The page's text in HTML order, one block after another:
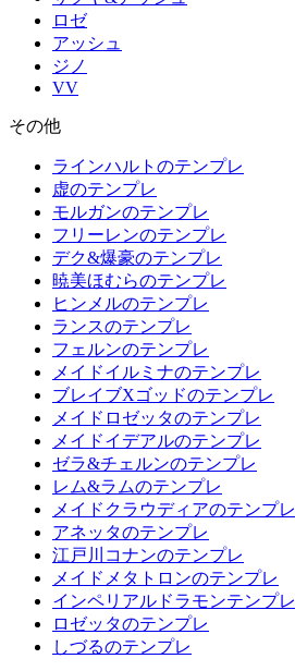
ロゼ
アッシュ
ジノ
VV
その他
ラインハルトのテンプレ
虚のテンプレ
モルガンのテンプレ
フリーレンのテンプレ
デク&爆豪のテンプレ
暁美ほむらのテンプレ
ヒンメルのテンプレ
ランスのテンプレ
フェルンのテンプレ
メイドイルミナのテンプレ
ブレイブXゴッドのテンプレ
メイドロゼッタのテンプレ
メイドイデアルのテンプレ
ゼラ&チェルンのテンプレ
レム&ラムのテンプレ
メイドクラウディアのテンプレ
アネッタのテンプレ
江戸川コナンのテンプレ
メイドメタトロンのテンプレ
インペリアルドラモンテンプレ
ロゼッタのテンプレ
しづるのテンプレ